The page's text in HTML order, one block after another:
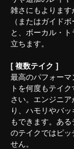
雑さにもよります
（またはガイド
と、ボーカル・
立ちます。
[ 複数テイク ]
最高のパフォー
トを何度もテイ
さい。エンジニ
り、ハモリやバ
もできます。あ
のテイクではピッ
せん。